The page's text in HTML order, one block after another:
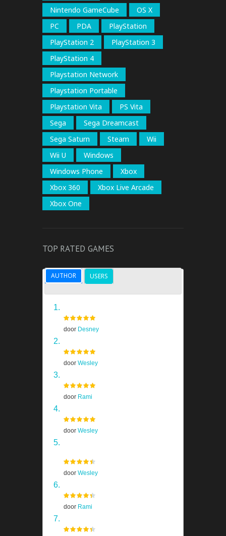
Nintendo GameCube
OS X
PC
PDA
PlayStation
PlayStation 2
PlayStation 3
PlayStation 4
Playstation Network
Playstation Portable
Playstation Vita
PS Vita
Sega
Sega Dreamcast
Sega Saturn
Steam
Wii
Wii U
Windows
Windows Phone
Xbox
Xbox 360
Xbox Live Arcade
Xbox One
TOP RATED GAMES
AUTHOR USERS
door Desney
door Wesley
door Rami
door Wesley
door Wesley
door Rami